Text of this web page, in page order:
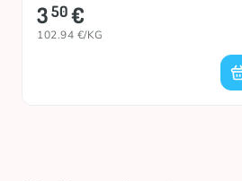
350€
102.94 €/KG